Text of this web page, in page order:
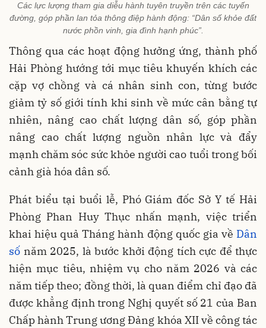
Các lực lượng tham gia diễu hành tuyên truyền trên các tuyến
đường, góp phần lan tỏa thông điệp hành động: “Dân số khỏe đất
nước phồn vinh, gia đình hạnh phúc”.
Thông qua các hoạt động hưởng ứng, thành phố
Hải Phòng hướng tới mục tiêu khuyến khích các
cặp vợ chồng và cá nhân sinh con, từng bước
giảm tỷ số giới tính khi sinh về mức cân bằng tự
nhiên, nâng cao chất lượng dân số, góp phần
nâng cao chất lượng nguồn nhân lực và đẩy
mạnh chăm sóc sức khỏe người cao tuổi trong bối
cảnh già hóa dân số.
Phát biểu tại buổi lễ, Phó Giám đốc Sở Y tế Hải
Phòng Phan Huy Thục nhấn mạnh, việc triển
khai hiệu quả Tháng hành động quốc gia về Dân
số năm 2025, là bước khởi động tích cực để thực
hiện mục tiêu, nhiệm vụ cho năm 2026 và các
năm tiếp theo; đồng thời, là quan điểm chỉ đạo đã
được khẳng định trong Nghị quyết số 21 của Ban
Chấp hành Trung ương Đảng khóa XII về công tác